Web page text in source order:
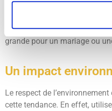
proposent souvent plusieurs
la taille de l’événement. Il
petite tireuse pour un dîner
grande pour un mariage ou
Un impact
Le respect de
cette tendance. En effet,